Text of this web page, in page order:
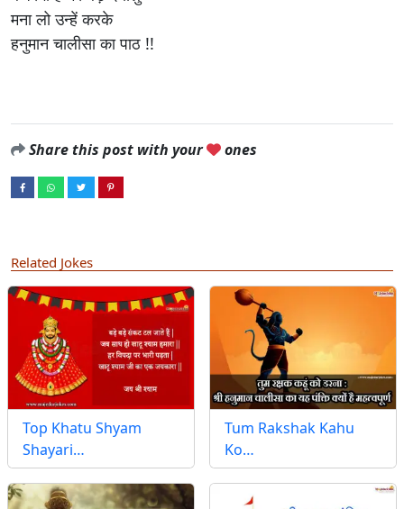
मना लो उन्हें करके
हनुमान चालीसा का पाठ !!
Share this post with your ones
Related Jokes
Top Khatu Shyam
Shayari…
Tum Rakshak Kahu
Ko…